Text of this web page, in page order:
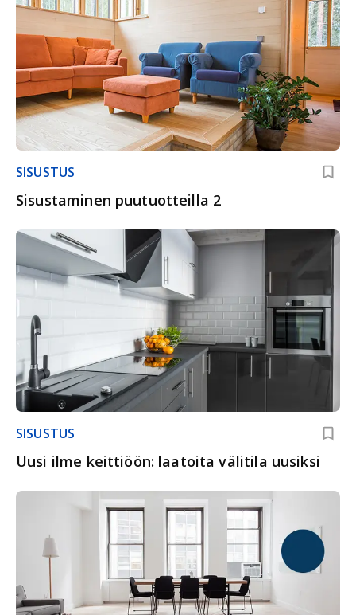
SISUSTUS
Sisustaminen puutuotteilla 2
SISUSTUS
Uusi ilme keittiöön: laatoita välitila uusiksi